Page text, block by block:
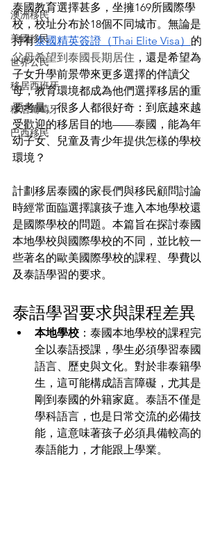
澳洲移民
美國移民
世界公民
移居西班牙
移居葡萄牙
巴西移民
泰國教育選擇甚多，坐擁169所國際學
校，校址分布於18個不同城市。無論是
持有泰國精英簽證（Thai Elite Visa） 的
父母希望到泰國長期居住 ，還是希望為
子女升學前景帶來更多選擇的伴讀父
母，教育環境都成為他們選擇移居的重
要考量。很多人都很好奇：到底越來越
受歡迎的移居目的地——泰國，能為年
幼子女、兒童及青少年提供怎樣的學校
環境？
計劃移居泰國的家長們與移民顧問討論
時經常面臨選擇讓孩子進入本地學校還
是國際學校的問題。本篇旨在探討泰國
本地學校與國際學校的不同，並比較一
些著名的歐美國際學校的課程、學費以
及泰語學習的要求。
泰語學習要求與課程差異
本地學校 ：泰國本地學校的課程完
全以泰語授課，學生必須學習泰國
語言、歷史與文化。對於非泰籍學
生，這可能構成語言障礙，尤其是
剛到泰國的外籍家庭。泰語不僅是
學科語言，也是日常交流的必備技
能，這意味著孩子必須具備較高的
泰語能力，才能跟上學業。